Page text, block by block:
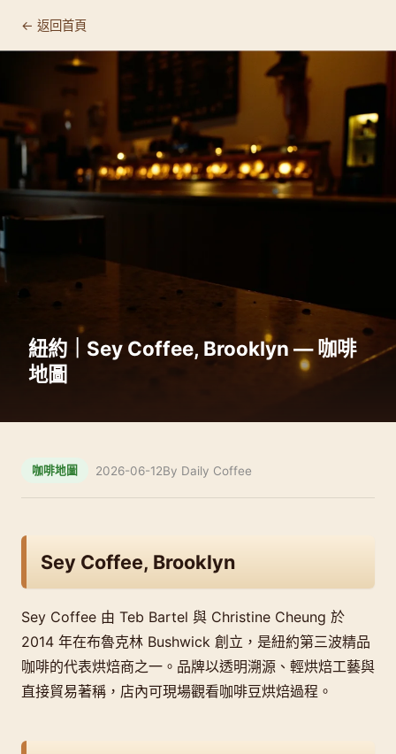
← 返回首頁
紐約｜Sey Coffee, Brooklyn — 咖啡
地圖
咖啡地圖 2026-06-12By Daily Coffee
Sey Coffee, Brooklyn
Sey Coffee 由 Teb Bartel 與 Christine Cheung 於
2014 年在布魯克林 Bushwick 創立，是紐約第三波精品
咖啡的代表烘焙商之一。品牌以透明溯源、輕烘焙工藝與
直接貿易著稱，店內可現場觀看咖啡豆烘焙過程。